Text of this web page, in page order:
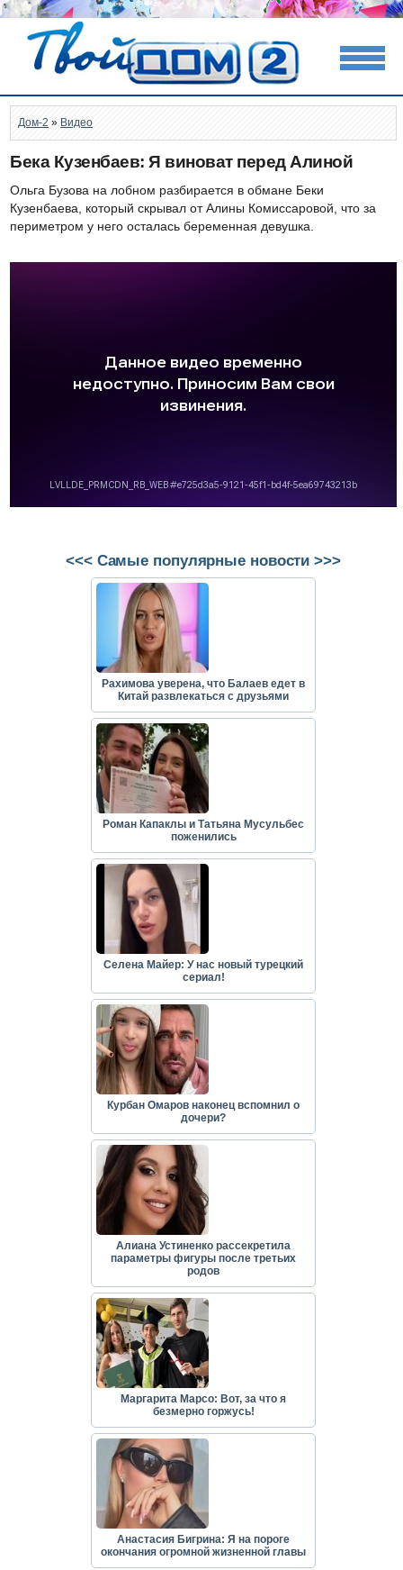
Дом-2 » Видео
Бека Кузенбаев: Я виноват перед Алиной
Ольга Бузова на лобном разбирается в обмане Беки
Кузенбаева, который скрывал от Алины Комиссаровой, что за
периметром у него осталась беременная девушка.
<<< Самые популярные новости >>>
Рахимова уверена, что Балаев едет в
Китай развлекаться с друзьями
Роман Капаклы и Татьяна Мусульбес
поженились
Селена Майер: У нас новый турецкий
сериал!
Курбан Омаров наконец вспомнил о
дочери?
Алиана Устиненко рассекретила
параметры фигуры после третьих
родов
Маргарита Марсо: Вот, за что я
безмерно горжусь!
Анастасия Бигрина: Я на пороге
окончания огромной жизненной главы